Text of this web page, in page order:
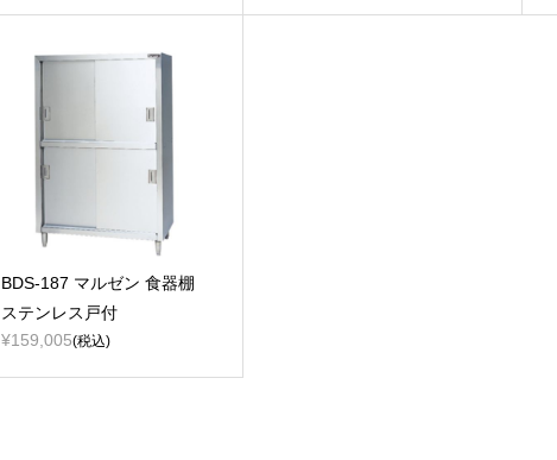
BDS-187 マルゼン 食器棚
ステンレス戸付
¥159,005(税込)